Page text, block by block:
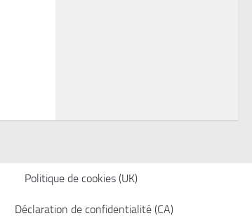
Politique de cookies (UK)
Déclaration de confidentialité (CA)